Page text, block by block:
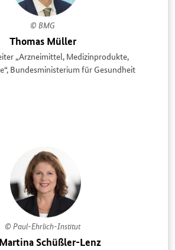
© BMG
Thomas Müller
„Arzneimittel, Medizinprodukte,
Bundesministerium für Gesundheit
© Paul-Ehrlich-Institut
Schüßler-Lenz